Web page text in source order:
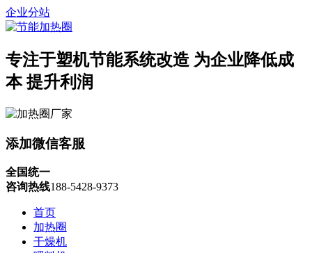
企业分站
专注于塑机节能系统改造 为企业降低成
本 提升利润
添加微信客服
全国统一
咨询热线188-5428-9373
首页
加热圈
干燥机